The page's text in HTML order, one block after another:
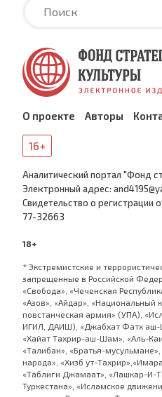
О проекте Авторы
16+
Аналитический портал "Фонд
Электронный адрес:
Cвидетельство о
77-32663
18+
* Экстремистские и
запрещенные в Российской
«Свобода», «Чеченская
«Азов», «Айдар», «Национальный
повстанческая армия» (УПА),
ИГИЛ, ДАИШ), «Джабхат Фатх аш-
«Хайат Тахрир-аш-Шам», «Аль-
«Талибан», «Братья-
народа», «Хизб ут-
«Таблиги Джамаат», «Лашкар-И-
Туркестана», «Исламское